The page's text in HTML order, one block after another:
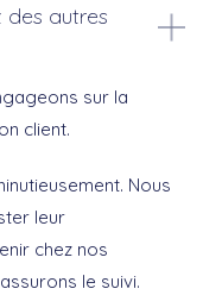
des autres
sur la
client.
Nous
leur
chez nos
le suivi.